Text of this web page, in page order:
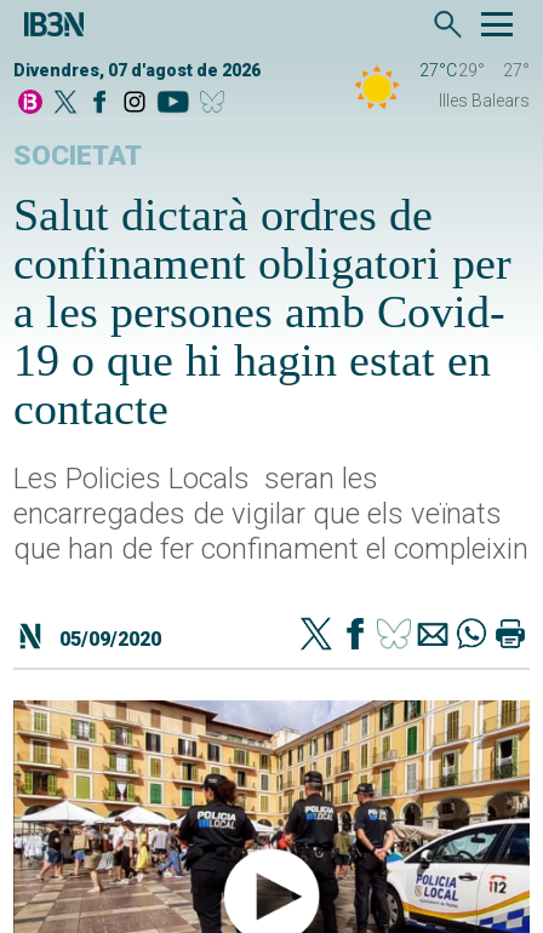
Divendres, 07 d'agost de 2026 27°C29°
27°
Illes Balears
SOCIETAT
Salut dictarà ordres de
confinament obligatori per
a les persones amb Covid-
19 o que hi hagin estat en
contacte
Les Policies Locals seran les
encarregades de vigilar que els veïnats
que han de fer confinament el compleixin
05/09/2020